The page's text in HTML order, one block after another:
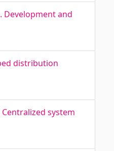
Development and
distribution
system